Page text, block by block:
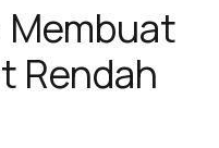
Membuat
Rendah